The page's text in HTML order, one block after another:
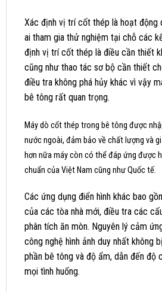
Xác định vị trí cốt thép là hoạt động
ai tham gia thử nghiệm tại chỗ các
định vị trí cốt thép là điều cần thiết
cũng như thao tác sơ bộ cần thiết
điều tra không phá hủy khác vì vậy
bê tông rất quan trọng.
Máy dò cốt thép trong bê tông được
nước ngoài, đảm bảo về chất lượng và
hơn nữa máy còn có thể đáp ứng được
chuẩn của Việt Nam cũng như Quốc tế.
Các ứng dụng điển hình khác bao
của các tòa nhà mới, điều tra các
phân tích ăn mòn. Nguyên lý cảm
công nghệ hình ảnh duy nhất không
phần bê tông và độ ẩm, dẫn đến độ
mọi tình huống.